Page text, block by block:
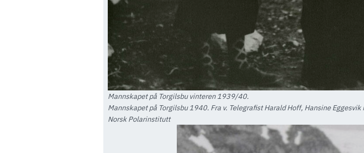
Mannskapet på Torgilsbu vinteren 1939/40.
Mannskapet på Torgilsbu 1940. Fra v. Telegrafist Harald Hoff, Hansine
Norsk Polarinstitutt